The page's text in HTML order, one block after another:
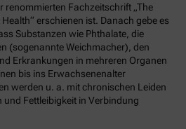
renommierten Fachzeitschrift „The
erschienen ist. Danach gebe es
Substanzen wie Phthalate, die
(sogenannte Weichmacher), den
Erkrankungen in mehreren Organen
bis ins Erwachsenenalter
werden u. a. mit chronischen Leiden
und Fettleibigkeit in Verbindung